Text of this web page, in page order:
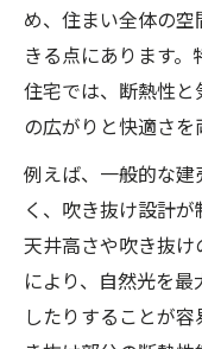
め、住まい全体の
きる点にあります
住宅では、断熱性
の広がりと快適さを
例えば、一般的な
く、吹き抜け設計
天井高さや吹き抜
により、自然光を
したりすることが